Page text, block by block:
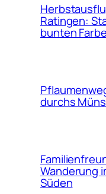
Ratingen:
bunten
durchs
Wanderung
Süden